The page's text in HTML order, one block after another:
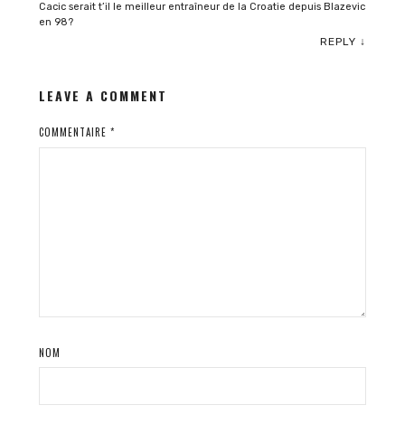
Cacic serait t’il le meilleur entraîneur de la Croatie depuis Blazevic
en 98?
REPLY ↓
LEAVE A COMMENT
COMMENTAIRE *
NOM